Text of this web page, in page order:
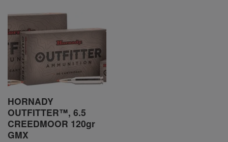
HORNADY
OUTFITTER™, 6.5
CREEDMOOR 120gr
GMX